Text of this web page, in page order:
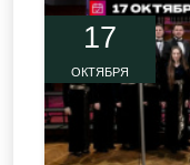
17
ОКТЯБРЯ